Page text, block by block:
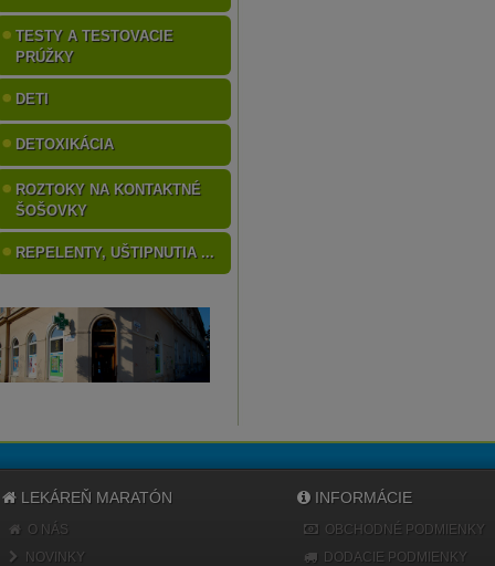
TESTY A TESTOVACIE
PRÚŽKY
DETI
DETOXIKÁCIA
ROZTOKY NA KONTAKTNÉ
ŠOŠOVKY
REPELENTY, UŠTIPNUTIA ...
LEKÁREŇ MARATÓN
O NÁS
NOVINKY
INFORMÁCIE
OBCHODNÉ PODMIENKY
DODACIE PODMIENKY